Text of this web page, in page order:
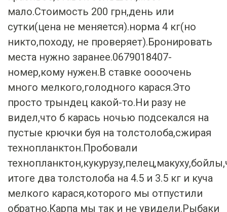
сутки(цена не меняется).норма 4 кг(но
никто,походу, не проверяет).Бронировать
места нужно заранее.0679018407-
номер,кому нужен.В ставке оооочень
много мелкого,голодного карася.Это
просто трындец какой-то.Ни разу не
видел,что б карась ночью подсекался на
пустые крючки буя на толстолоба,сжирая
технопланктон.Пробовали
итоге два толстолоба на 4.5 и 3.5 кг и куча
мелкого карася,которого мы отпустили
обратно.Карпа мы так и не увидели.Рыбаки
говорили,что много амура,нам так и не